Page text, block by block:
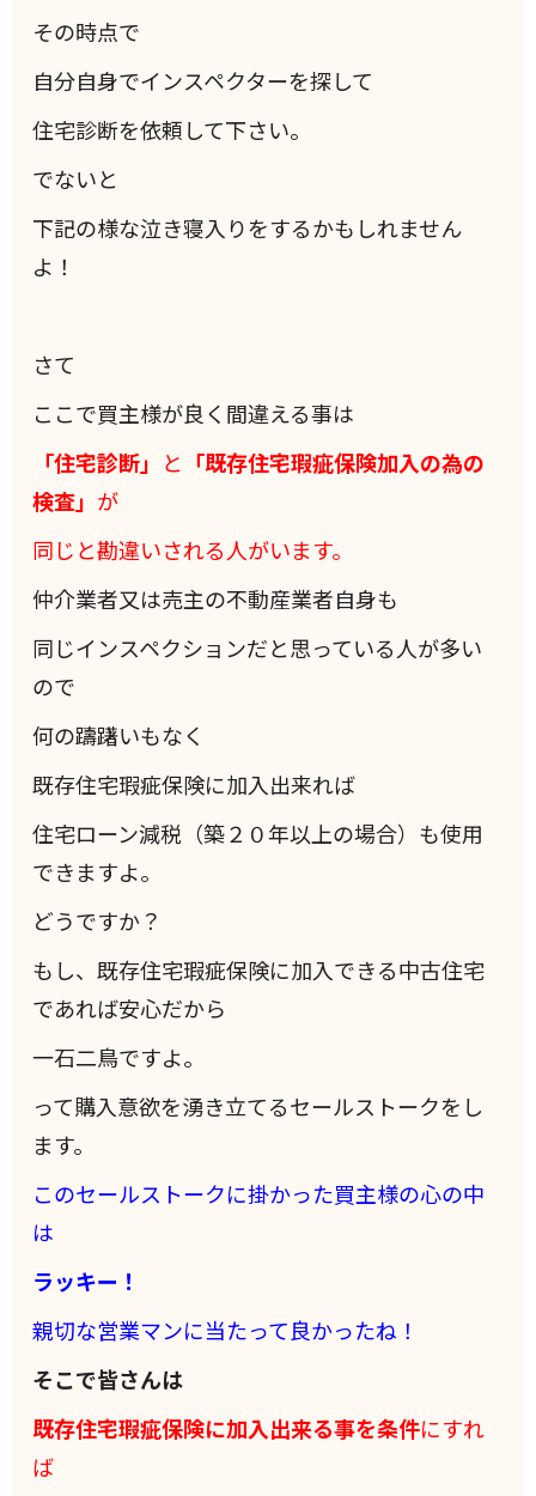
その時点で
自分自身でインスペクターを探して
住宅診断を依頼して下さい。
でないと
下記の様な泣き寝入りをするかもしれません
よ！
さて
ここで買主様が良く間違える事は
「住宅診断」 と 「既存住宅瑕疵保険加入の為の
検査」 が
同じと勘違いされる人がいます。
仲介業者又は売主の不動産業者自身も
同じインスペクションだと思っている人が多い
ので
何の躊躇いもなく
既存住宅瑕疵保険に加入出来れば
住宅ローン減税（築２０年以上の場合）も使用
できますよ。
どうですか？
もし、既存住宅瑕疵保険に加入できる中古住宅
であれば安心だから
一石二鳥ですよ。
って購入意欲を湧き立てるセールストークをし
ます。
このセールストークに掛かった買主様の心の中
は
ラッキー！
親切な営業マンに当たって良かったね！
そこで皆さんは
既存住宅瑕疵保険に加入出来る事を条件にすれ
ば